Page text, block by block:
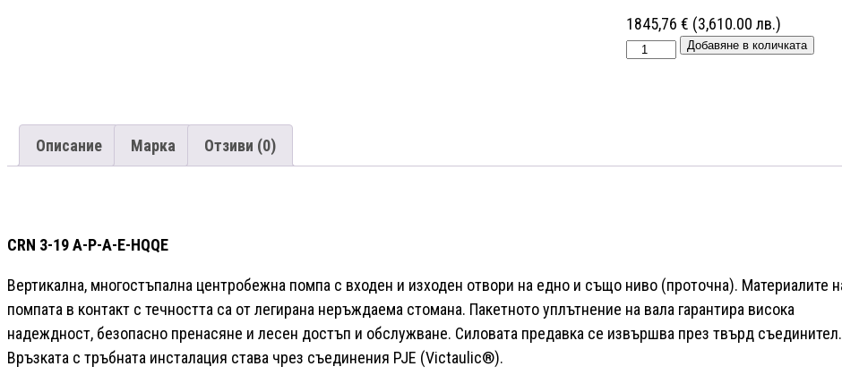
🔴
Доставка
1845,76 € (3,610.00 лв.)
Grundfos
P-
Многостъпална
помпа
🔴
Добавяне в количката
Описание Марка Отзиви (0)
CRN 3-19 A-P-A-E-HQQE
Вертикална, многостъпална центробежна помпа с входен и изходен отвори на едно и също ниво (проточна). Материалите
помпата в контакт с течността са от легирана неръждаема стомана. Пакетното уплътнение на вала гарантира висока
надеждност, безопасно пренасяне и лесен достъп и обслужване. Силовата предавка се извършва през твърд съединител.
Връзката с тръбната инсталация става чрез съединения PJE (Victaulic®).